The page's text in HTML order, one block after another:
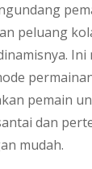
peluang
Ini
pemain
dan
mudah.